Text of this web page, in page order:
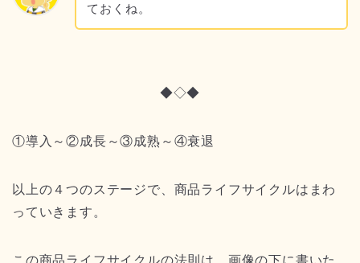
ておくね。
◆◇◆
①導入～②成長～③成熟～④衰退
以上の４つのステージで、商品ライフサイクルはまわ
っていきます。